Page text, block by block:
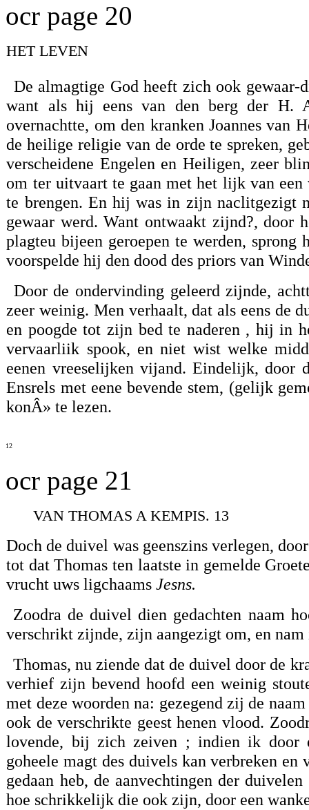
ocr page 20
HET LEVEN
De almagtige God heeft zich ook gewaar-
want als hij eens van den berg der H.
overnachtte, om den kranken Joannes van
de heilige religie van de orde te spreken,
verscheidene Engelen en Heiligen, zeer
om ter uitvaart te gaan met het lijk van
te brengen. En hij was in zijn naclitgezigt
gewaar werd. Want ontwaakt zijnd?, door
plagteu bijeen geroepen te werden,
voorspelde hij den dood des priors van
Door de ondervinding geleerd zijnde,
zeer weinig. Men verhaalt, dat als eens de
en poogde tot zijn bed te naderen , hij in
vervaarliik spook, en niet wist welke
eenen vreeselijken vijand. Eindelijk, door
Ensrels met eene bevende stem, (gelijk
konÂ» te lezen.
12
ocr page 21
VAN THOMAS A KEMPIS. 13
Doch de duivel was geenszins verlegen,
tot dat Thomas ten laatste in gemelde
vrucht uws ligchaamsJesns.
Zoodra de duivel dien gedachten naam
verschrikt zijnde, zijn aangezigt om, en
Thomas, nu ziende dat de duivel door de
verhief zijn bevend hoofd een weinig
met deze woorden na: gezegend zij de
ook de verschrikte geest henen vlood.
lovende, bij zich zeiven ; indien ik door
goheele magt des duivels kan verbreken
gedaan heb, de aanvechtingen der
hoe schrikkelijk die ook zijn, door een